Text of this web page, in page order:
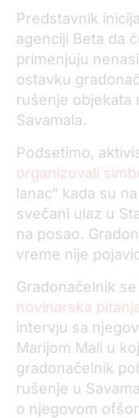
Predstavnik
agenciji Beta da
primenjuju
ostavku
rušenje objekata
Savamala.
Podsetimo,
organizovali
lanac“ kada su
svečani ulaz u
na posao.
vreme nije
Gradonačelnik se
novinarska
intervju sa
Marijom Mali u
gradonačelnik
rušenje u
o njegovom